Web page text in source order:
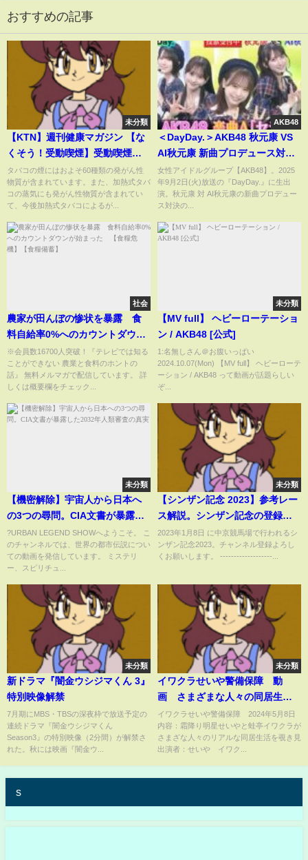
おすすめの記事
未分類
【KTN】週刊健康マガジン 【な
くそう！受動喫煙】受動喫煙と
三次喫煙 2021年1月29日 放送
タバコの煙にはおよそ60種類の発がん性
物質が含まれています。また、加熱式タバ
コの蒸気にも発がん性物質が含まれてい
て、今後加熱式タバコによるが...
AKB48
＜DayDay.＞AKB48 秋元康 VS
AI秋元康 新曲プロデュース対決
(楽曲A)「セシル」【アーティス
トLIVE】
女性アイドルグループ【AKB48】。2025
年9月2日(火)放送の『DayDay.』に生出
演。秋元康 対 AI秋元康の新曲プロデュー
ス対決の...
社会
農家が田んぼの惨状を暴露 食
料自給率0%へのカウントダウン
が始まった 【食糧危機】【食
糧備蓄】
※会員数16700人突破！『テレビでは知る
ことができない 農業と食料のホントの
話』 無料メルマガで配信しています。 詳
しくは概要欄をチェック...
未分類
【MV full】 ヘビーローテーショ
ン / AKB48 [公式]
1:名無しさん＠お腹いっぱい
2024.10.07(Mon) 【MV full】 ヘビーローテ
ーション / AKB48 って動画が話題らしい
ぞ...
未分類
【機密解除】宇宙人から日本へ
の3つの尋問。CIA文書が暴露し
た2032年人類審査の真実
?URBAN LEGEND SHOWへようこそ。 こ
のチャンネルでは、世界の都市伝説につい
ての動画を発信しています。 ミステリ
ー、スピリチュ...
未分類
【シンザン記念 2023】参考レー
ス解説。シンザン記念の登録馬
のこれまでのレースぶりを初心
者にも分かりやすい解説で振り
返りました。
2023年1月8日 に中京競馬場で行われるシ
ンザン記念2023。チャンネル登録よろし
くお願いします。 -------------------...
未分類
新ドラマ『闇金ウシジマくん 3』
特別映像解禁
7月期にMBS・TBSの深夜枠で放送予定の
連続ドラマ『闇金ウシジマくん
Season3』の特別映像（2分間）が解禁さ
れた。秋には映画『闇金ウ...
未分類
イワクラせいや警備保障 動
画 さまざまな人々の同居生活
を覗き見 5月8日
イワクラせいや警備保障 2024年5月8日
内容：霜降り明星せいやと蛙亭イワクラが
さまざな人々のリアルな同居生活を覗き見
出演者：せいや イワク...
s